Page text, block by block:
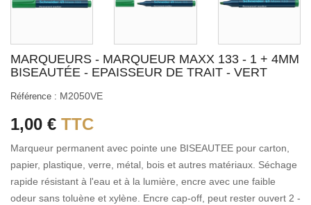
MARQUEURS - MARQUEUR MAXX 133 - 1 + 4MM
BISEAUTÉE - EPAISSEUR DE TRAIT - VERT
Référence : M2050VE
1,00 € TTC
Marqueur permanent avec pointe une BISEAUTEE pour carton,
papier, plastique, verre, métal, bois et autres matériaux. Séchage
rapide résistant à l'eau et à la lumière, encre avec une faible
odeur sans toluène et xylène. Encre cap-off, peut rester ouvert 2 -